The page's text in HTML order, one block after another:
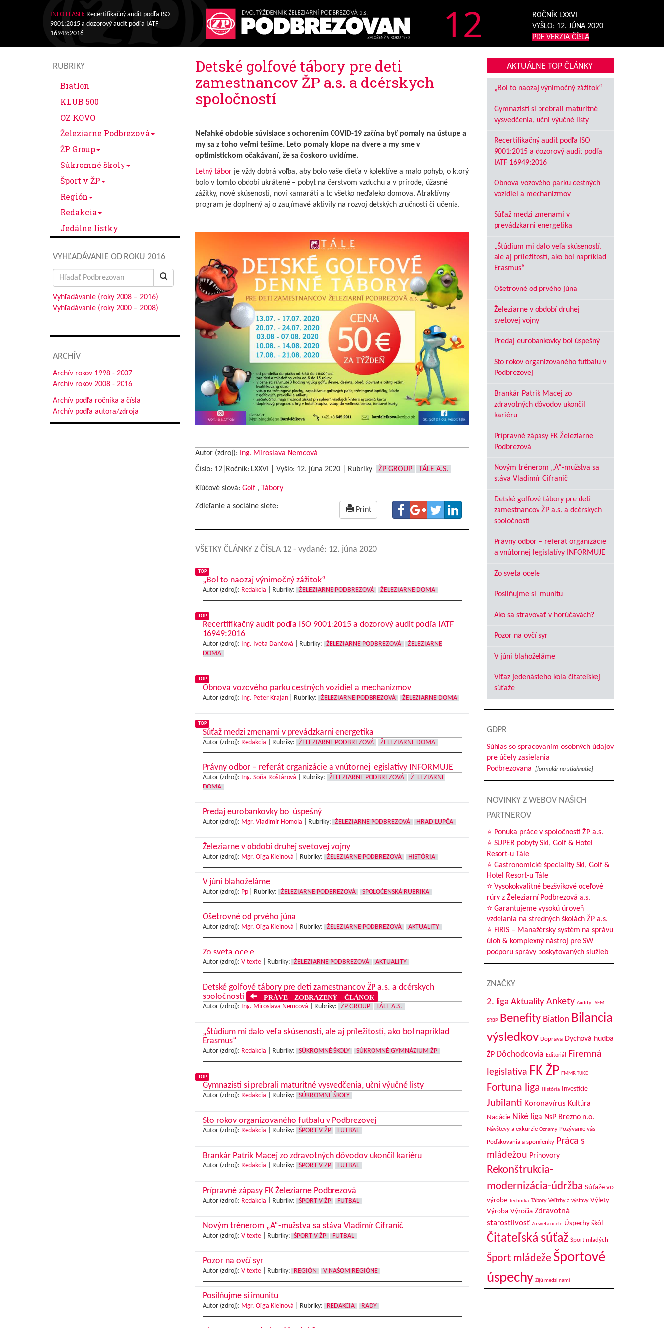
INFO FLASH: Recertifikačný audit podľa ISO
9001:2015 a dozorový audit podľa IATF
16949:2016
12
ROČNÍK LXXVI
VYŠLO: 12. JÚNA 2020
PDF VERZIA ČÍSLA
RUBRIKY
Biatlon
KLUB 500
OZ KOVO
Železiarne Podbrezová
ŽP Group
Súkromné školy
Šport v ŽP
Región
Redakcia
Jedálne lístky
VYHĽADÁVANIE OD ROKU 2016
Search
for:
Vyhľadávanie (roky 2008 – 2016)
Vyhľadávanie (roky 2000 – 2008)
ARCHÍV
Archív rokov 1998 - 2007
Archív rokov 2008 - 2016
Archív podľa ročníka a čísla
Archív podľa autora/zdroja
Detské golfové tábory pre deti
zamestnancov ŽP a.s. a dcérskych
spoločností
Neľahké obdobie súvisiace s ochorením COVID-19 začína byť pomaly na ústupe a
my sa z toho veľmi tešíme. Leto pomaly klope na dvere a my sme v
optimistickom očakávaní, že sa čoskoro uvidíme.
Letný táborje vždy dobrá voľba, aby bolo vaše dieťa v kolektíve a malo pohyb, o ktorý
bolo v tomto období ukrátené – pobyt na čerstvom vzduchu a v prírode, úžasné
zážitky, nové skúsenosti, noví kamaráti a to všetko neďaleko domova. Atraktívny
program je doplnený aj o zaujímavé aktivity na rozvoj detských zručností či učenia.
Autor (zdroj): Ing. Miroslava Nemcová
Číslo: 12|Ročník: LXXVI | Vyšlo: 12. júna 2020| Rubriky: ŽP GROUP TÁLE A.S.
Kľúčové slová: Golf, Tábory
Zdieľanie a sociálne siete: Print
VŠETKY ČLÁNKY Z ČÍSLA 12 - vydané: 12. júna 2020
TOP
„Bol to naozaj výnimočný zážitok“
Autor (zdroj): Redakcia Rubriky: ŽELEZIARNE PODBREZOVÁ ŽELEZIARNE DOMA
TOP
Recertifikačný audit podľa ISO 9001:2015 a dozorový audit podľa IATF
16949:2016
Autor (zdroj): Ing. Iveta Dančová Rubriky: ŽELEZIARNE PODBREZOVÁ
ŽELEZIARNE
DOMA
TOP
Obnova vozového parku cestných vozidiel a mechanizmov
Autor (zdroj): Ing. Peter Krajan| Rubriky: ŽELEZIARNE PODBREZOVÁ ŽELEZIARNE DOMA
TOP
Súťaž medzi zmenami v prevádzkarni energetika
Autor (zdroj): Redakcia Rubriky: ŽELEZIARNE PODBREZOVÁ ŽELEZIARNE DOMA
Právny odbor – referát organizácie a vnútornej legislatívy INFORMUJE
Autor (zdroj): Ing. Soňa Roštárová Rubriky: ŽELEZIARNE PODBREZOVÁ
ŽELEZIARNE
DOMA
Predaj eurobankovky bol úspešný
Autor (zdroj): Mgr. Vladimír Homola Rubriky: ŽELEZIARNE PODBREZOVÁ HRAD ĽUPČA
Železiarne v období druhej svetovej vojny
Autor (zdroj): Mgr. Oľga Kleinová Rubriky: ŽELEZIARNE PODBREZOVÁ HISTÓRIA
V júni blahoželáme
Autor (zdroj): Pp| Rubriky: ŽELEZIARNE PODBREZOVÁ SPOLOČENSKÁ RUBRIKA
Ošetrovné od prvého júna
Autor (zdroj): Mgr. Oľga Kleinová Rubriky: ŽELEZIARNE PODBREZOVÁ AKTUALITY
Zo sveta ocele
Autor (zdroj): V texte| Rubriky: ŽELEZIARNE PODBREZOVÁ AKTUALITY
Detské golfové tábory pre deti zamestnancov ŽP a.s. a dcérskych
spoločností
PRÁVE ZOBRAZENÝ ČLÁNOK
Autor (zdroj): Ing. Miroslava Nemcová Rubriky: ŽP GROUP TÁLE A.S.
„Štúdium mi dalo veľa skúseností, ale aj príležitostí, ako bol napríklad
Erasmus“
Autor (zdroj): Redakcia Rubriky: SÚKROMNÉ ŠKOLY SÚKROMNÉ GYMNÁZIUM ŽP
TOP
Gymnazisti si prebrali maturitné vysvedčenia, učni výučné listy
Autor (zdroj): Redakcia Rubriky: SÚKROMNÉ ŠKOLY
Sto rokov organizovaného futbalu v Podbrezovej
Autor (zdroj): Redakcia Rubriky: ŠPORT V ŽP FUTBAL
Brankár Patrik Macej zo zdravotných dôvodov ukončil kariéru
Autor (zdroj): Redakcia Rubriky: ŠPORT V ŽP FUTBAL
Prípravné zápasy FK Železiarne Podbrezová
Autor (zdroj): Redakcia Rubriky: ŠPORT V ŽP FUTBAL
Novým trénerom „A“-mužstva sa stáva Vladimír Cifranič
Autor (zdroj): V texte| Rubriky: ŠPORT V ŽP FUTBAL
Pozor na ovčí syr
Autor (zdroj): V texte| Rubriky: REGIÓN V NAŠOM REGIÓNE
Posilňujme si imunitu
Autor (zdroj): Mgr. Oľga Kleinová Rubriky: REDAKCIA RADY
AKTUÁLNE TOP ČLÁNKY
„Bol to naozaj výnimočný zážitok“
Gymnazisti si prebrali maturitné
vysvedčenia, učni výučné listy
Recertifikačný audit podľa ISO
9001:2015 a dozorový audit podľa
IATF 16949:2016
Obnova vozového parku cestných
vozidiel a mechanizmov
Súťaž medzi zmenami v
prevádzkarni energetika
„Štúdium mi dalo veľa skúseností,
ale aj príležitostí, ako bol napríklad
Erasmus“
Ošetrovné od prvého júna
Železiarne v období druhej
svetovej vojny
Predaj eurobankovky bol úspešný
Sto rokov organizovaného futbalu v
Podbrezovej
Brankár Patrik Macej zo
zdravotných dôvodov ukončil
kariéru
Prípravné zápasy FK Železiarne
Podbrezová
Novým trénerom „A“-mužstva sa
stáva Vladimír Cifranič
Detské golfové tábory pre deti
zamestnancov ŽP a.s. a dcérskych
spoločností
Právny odbor – referát organizácie
a vnútornej legislatívy INFORMUJE
Zo sveta ocele
Posilňujme si imunitu
Ako sa stravovať v horúčavách?
Pozor na ovčí syr
V júni blahoželáme
Víťaz jedenásteho kola čitateľskej
súťaže
GDPR
Súhlas so spracovaním osobných údajov
pre účely zasielania
Podbrezovana
[formulár na stiahnutie]
NOVINKY Z WEBOV NAŠICH
PARTNEROV
⭐ Ponuka práce v spoločnosti ŽP a.s.
⭐ SUPER pobyty Ski, Golf & Hotel
Resort-u Tále
⭐ Gastronomické špeciality Ski, Golf &
Hotel Resort-u Tále
⭐ Vysokokvalitné bezšvíkové oceľové
rúry z Železiarní Podbrezová a.s.
⭐ Garantujeme vysokú úroveň
vzdelania na stredných školách ŽP a.s.
⭐ FIRIS – Manažérsky systém na správu
úloh & komplexný nástroj pre SW
podporu správy poskytovaných služieb
ZNAČKY
2. liga Aktuality Ankety Audity - SEM -
SRBP Benefity Biatlon Bilancia
výsledkov Doprava Dychová hudba
ŽP Dôchodcovia Editoriál
Firemná
legislatíva FK ŽP FMMR TUKE
Fortuna liga História Investície
Jubilanti Koronavírus Kultúra
Nadácie Niké liga NsP Brezno n.o.
Návštevy a exkurzie Oznamy Pozývame vás
Poďakovania a spomienky Práca s
mládežou Príhovory
Rekonštrukcia-
modernizácia-údržba Súťaže vo
výrobe Technika Tábory Veľtrhy a výstavy Výlety
Výroba Výročia Zdravotná
starostlivosť Zo sveta ocele Úspechy škôl
Čitateľská súťaž Šport mladých
Šport mládeže Športové
úspechy Žijú medzi nami